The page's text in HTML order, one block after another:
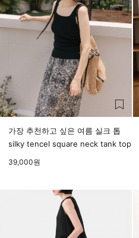
가장 추천하고 싶은 여름 실크 톱
silky tencel square neck tank top
39,000원